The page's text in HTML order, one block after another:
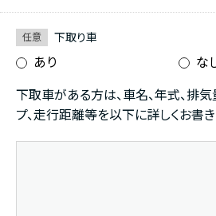
任意 下取り車
あり な
下取車がある方は、車名、年式、排気
プ、走行距離等を以下に詳しくお書き